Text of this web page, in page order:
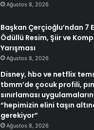
Ağustos 8, 2026
Başkan Çerçioğlu’ndan 7
Ödüllü Resim, Şiir ve
Yarışması
Ağustos 8, 2026
Disney, hbo ve netflix
tbmm’de çocuk profili,
sınırlaması
“hepimizin elini taşın
gerekiyor”
Ağustos 8, 2026